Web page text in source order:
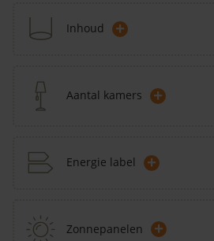
Inhoud +
Aantal kamers +
Energie label +
Zonnepanelen +